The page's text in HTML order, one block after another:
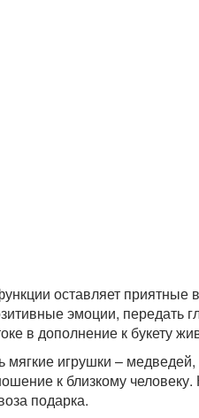
оставляет приятные
эмоции, передать
в дополнение к букету
мягкие игрушки –
к близкому человеку.
подарка.